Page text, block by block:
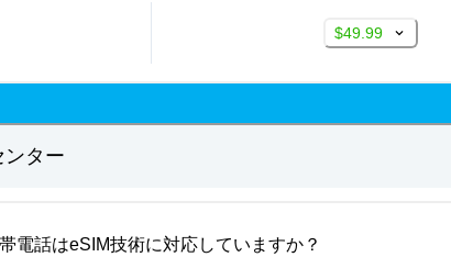
$49.99
ター
電話はeSIM技術に対応していますか？